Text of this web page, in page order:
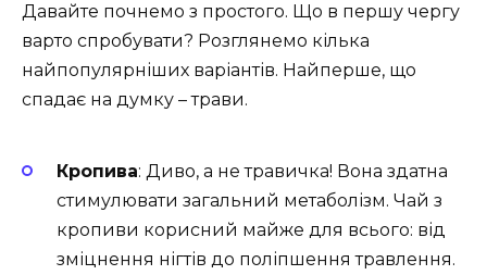
Давайте почнемо з простого. Що в першу чергу
варто спробувати? Розглянемо кілька
найпопулярніших варіантів. Найперше, що
спадає на думку – трави.
Кропива: Диво, а не травичка! Вона здатна
стимулювати загальний метаболізм. Чай з
кропиви корисний майже для всього: від
зміцнення нігтів до поліпшення травлення.